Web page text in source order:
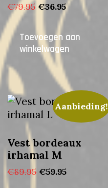
€79.95 Oorspronkelijke
€79.95.
€36.95Huidige
prijs
€36.95.
Toevoegen aan
winkelwagen
Aanbieding!
Vest bordeaux
irhamal M
€89.95 Oorspronkelijke
€59.95Huidige